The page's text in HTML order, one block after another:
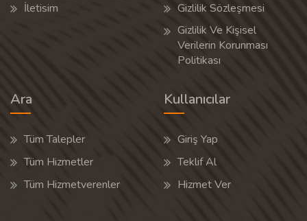
İletisim
Gizlilik Sözleşmesi
Gizlilik Ve Kişisel
Verilerin Korunması
Politikası
Ara
Tüm Talepler
Tüm Hizmetler
Tüm Hizmetverenler
Kullanıcılar
Giriş Yap
Teklif Al
Hizmet Ver